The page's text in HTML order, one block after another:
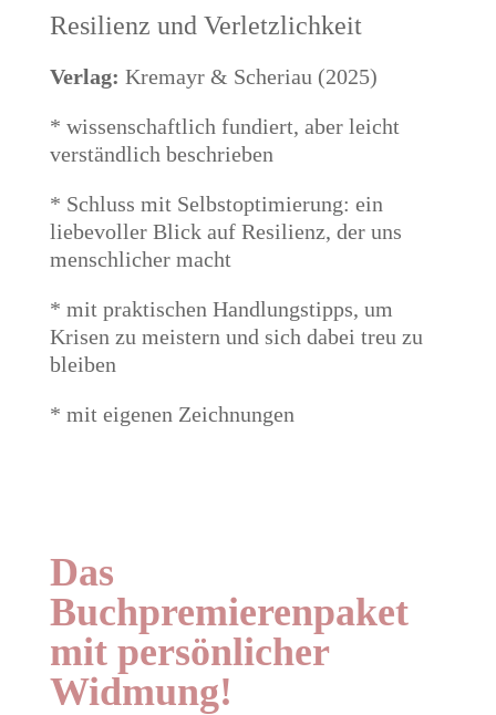
Resilienz und Verletzlichkeit
Verlag: Kremayr & Scheriau (2025)
* wissenschaftlich fundiert, aber leicht
verständlich beschrieben
* Schluss mit Selbstoptimierung: ein
liebevoller Blick auf Resilienz, der uns
menschlicher macht
* mit praktischen Handlungstipps, um
Krisen zu meistern und sich dabei treu zu
bleiben
* mit eigenen Zeichnungen
Das
Buchpremierenpaket
mit persönlicher
Widmung!